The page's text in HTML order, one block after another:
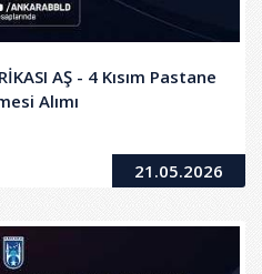
AŞ - 4 Kısım Pastane
Alımı
21.05.2026